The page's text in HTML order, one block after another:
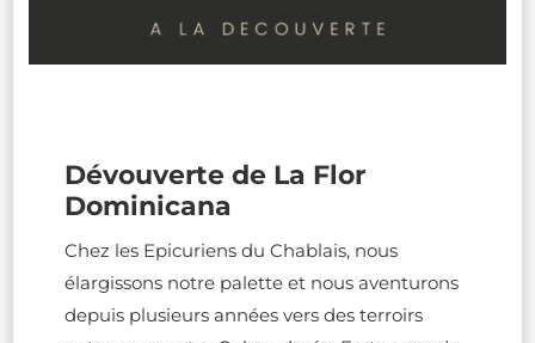
Dévouverte de La Flor
Dominicana
Chez les Epicuriens du Chablais, nous
élargissons notre palette et nous aventurons
depuis plusieurs années vers des terroirs